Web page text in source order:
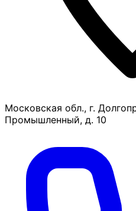
Московская обл., г.
Промышленный, д. 10